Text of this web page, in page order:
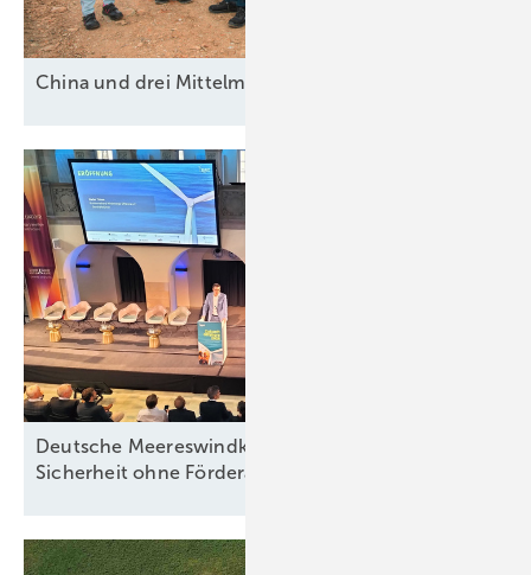
China und drei Mittelmächte
Deutsche Meereswindkraft-Branche fordert
Sicherheit ohne Förderabhängigkeit